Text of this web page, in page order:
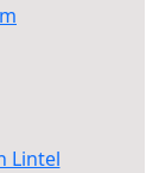
Lintel